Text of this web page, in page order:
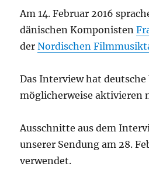
Am 14. Februar 2016
dänischen Komponisten
derNordischen
Das Interview hat
möglicherweise aktivieren
Ausschnitte aus dem
unserer Sendung am 28.
verwendet.